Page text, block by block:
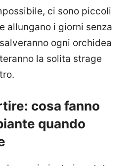
ci sono piccoli
allungano i giorni senza
ogni orchidea
la solita strage
cosa fanno
quando